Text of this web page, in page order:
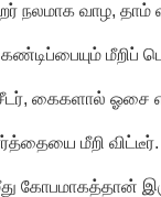
நலமாக வாழ, தாம்
மீறிப்
, கைகளால் ஓசை
மீறி
கோபமாகத்தான்